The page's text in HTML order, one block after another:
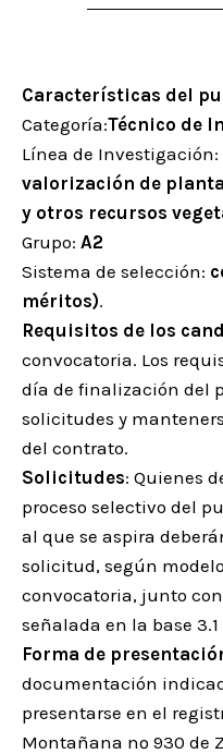
Características del
Categoría:Técnico de
Línea de Investigación:
valorización de
y otros recursos
Grupo: A2
Sistema de selección:
méritos).
Requisitos de los
convocatoria. Los
día de finalización del
solicitudes y
del contrato.
Solicitudes: Quienes
proceso selectivo del
al que se aspira
solicitud, según
convocatoria, junto
señalada en la base
Forma de
documentación
presentarse en el
Montañana nº 930 de